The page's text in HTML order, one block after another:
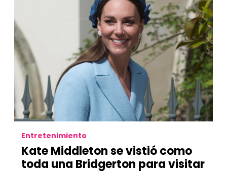
Entretenimiento
Kate Middleton se vistió como
toda una Bridgerton para visitar